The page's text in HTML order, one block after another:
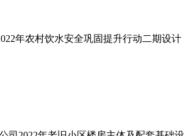
年农村饮水安全巩固提升行动二期设计